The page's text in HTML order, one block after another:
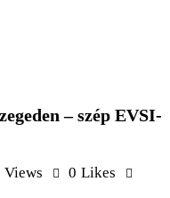
– szép EVSI-
Views 0 Likes